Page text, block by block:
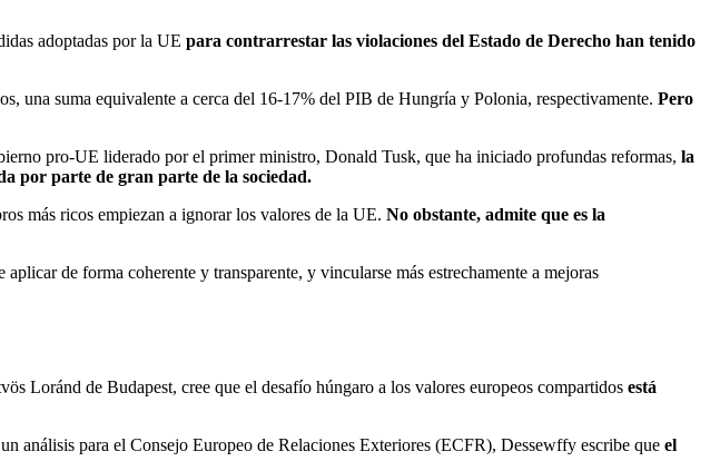
adoptadas por la UE para contrarrestar las violaciones del Estado de Derecho han tenido
una suma equivalente a cerca del 16-17% del PIB de Hungría y Polonia, respectivamente. Pero
pro-UE liderado por el primer ministro, Donald Tusk, que ha iniciado profundas reformas, la
por parte de gran parte de la sociedad.
más ricos empiezan a ignorar los valores de la UE. No obstante, admite que es la
de forma coherente y transparente, y vincularse más estrechamente a mejoras
Loránd de Budapest, cree que el desafío húngaro a los valores europeos compartidos está
para el Consejo Europeo de Relaciones Exteriores (ECFR), Dessewffy escribe que el